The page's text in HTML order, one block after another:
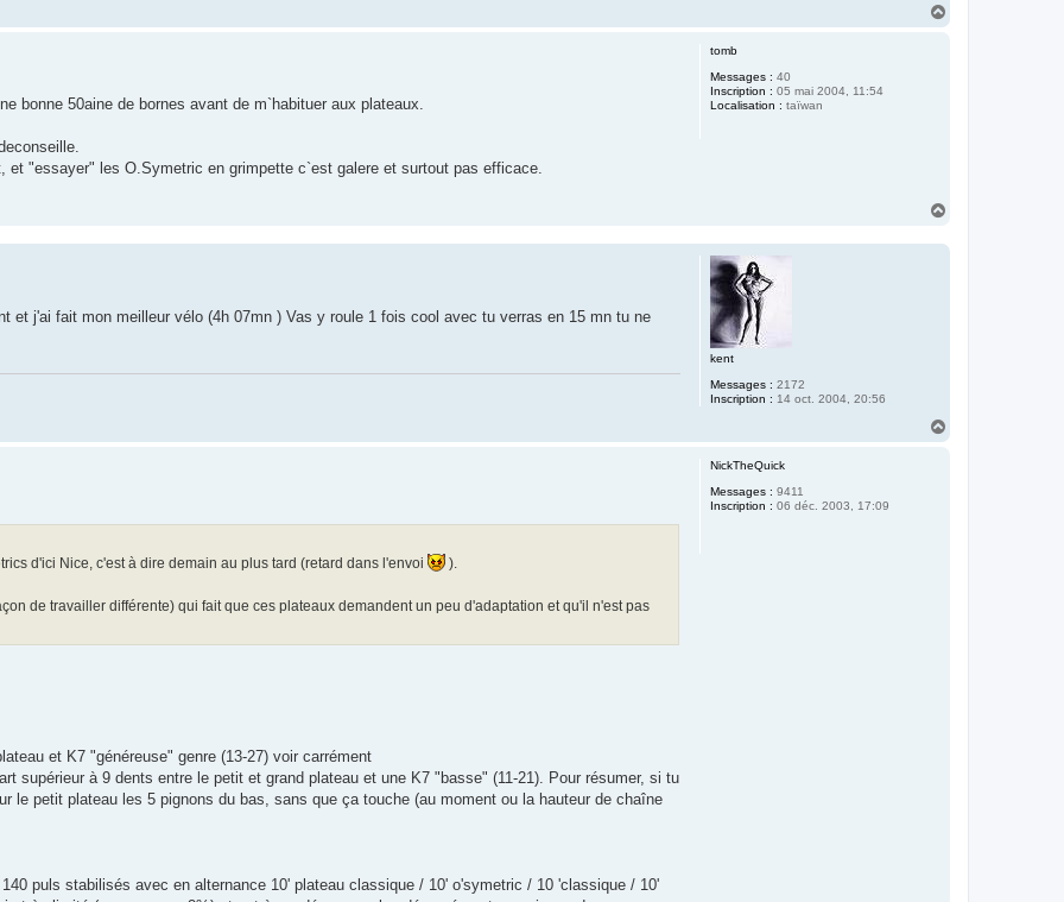
tomb
Messages : 40
Inscription : 05 mai 2004, 11:54
Localisation : taïwan
bonne 50aine de bornes avant de m`habituer aux plateaux.
"essayer" les O.Symetric en grimpette c`est galere et surtout pas efficace.
kent
Messages : 2172
Inscription : 14 oct. 2004, 20:56
et j'ai fait mon meilleur vélo (4h 07mn ) Vas y roule 1 fois cool avec tu verras en 15 mn tu ne
NickTheQuick
Messages : 9411
Inscription : 06 déc. 2003, 17:09
d'ici Nice, c'est à dire demain au plus tard (retard dans l'envoi ).
de travailler différente) qui fait que ces plateaux demandent un peu d'adaptation et qu'il n'est pas
et K7 "généreuse" genre (13-27) voir carrément
supérieur à 9 dents entre le petit et grand plateau et une K7 "basse" (11-21). Pour résumer, si tu
le petit plateau les 5 pignons du bas, sans que ça touche (au moment ou la hauteur de chaîne
puls stabilisés avec en alternance 10' plateau classique / 10' o'symetric / 10 'classique / 10'